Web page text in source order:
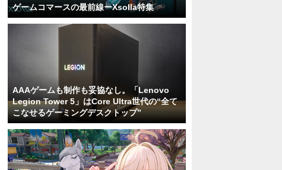
ゲームコマースの最前線ーXsolla特集
AAAゲームも制作も妥協なし。「Lenovo
Legion Tower 5」はCore Ultra世代の“全て
こなせるゲーミングデスクトップ”